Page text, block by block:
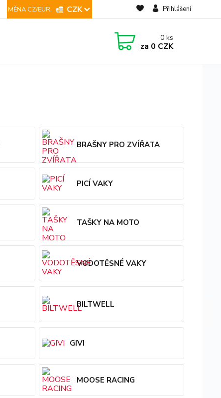
CZK Přihlášení
0 ks
za 0 CZK
BRAŠNY PRO ZVÍŘATA
PICÍ VAKY
TAŠKY NA MOTO
VODOTĚSNÉ VAKY
BILTWELL
GIVI
MOOSE RACING